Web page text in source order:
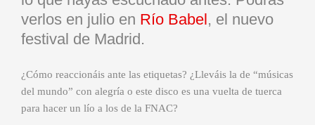
verlos en julio en Río Babel, el nuevo
festival de Madrid.
¿Cómo reaccionáis ante las etiquetas? ¿Lleváis la de “músicas
del mundo” con alegría o este disco es una vuelta de tuerca
para hacer un lío a los de la FNAC?